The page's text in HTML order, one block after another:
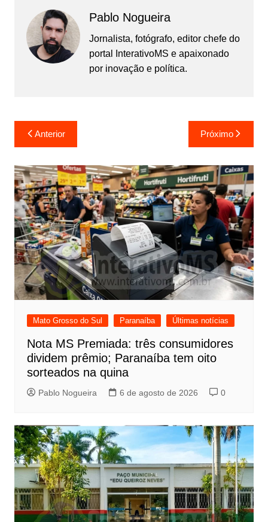
Pablo Nogueira
Jornalista, fotógrafo, editor chefe do
portal InterativoMS e apaixonado
por inovação e política.
Navegação
de
Post
Anterior Próximo
Mato Grosso do Sul Paranaíba Últimas notícias
Nota MS Premiada: três consumidores
dividem prêmio; Paranaíba tem oito
sorteados na quina
Pablo Nogueira 6 de agosto de 2026 0